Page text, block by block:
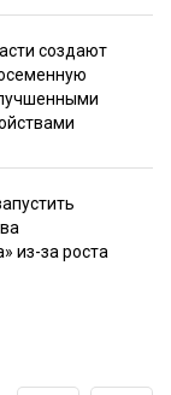
создают
из-за роста